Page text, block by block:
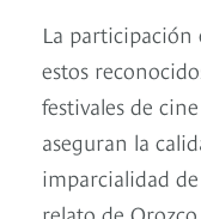
La participación
estos
festivales de cine
aseguran la
imparcialidad
relato de